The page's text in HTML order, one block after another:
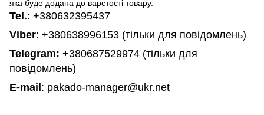
яка буде додана до варстості товару.
Tel.: +380632395437
Viber: +380638996153 (тільки для повідомлень)
Telegram: +380687529974 (тільки для
повідомлень)
E-mail: pakado-manager@ukr.net